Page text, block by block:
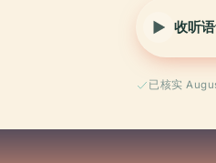
收听
已核实